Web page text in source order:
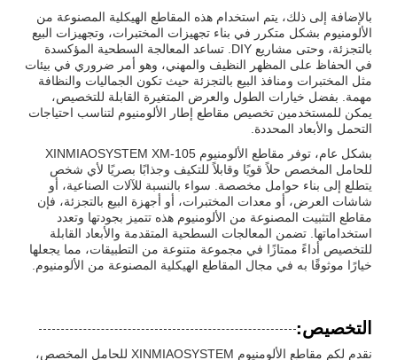
بالإضافة إلى ذلك، يتم استخدام هذه المقاطع الهيكلية المصنوعة من
الألومنيوم بشكل متكرر في بناء تجهيزات المختبرات، وتجهيزات البيع
بالتجزئة، وحتى مشاريع DIY. تساعد المعالجة السطحية المؤكسدة
في الحفاظ على المظهر النظيف والمهني، وهو أمر ضروري في بيئات
مثل المختبرات ومنافذ البيع بالتجزئة حيث تكون الجماليات والنظافة
مهمة. بفضل خيارات الطول والعرض المتغيرة القابلة للتخصيص،
يمكن للمستخدمين تخصيص مقاطع إطار الألومنيوم لتناسب احتياجات
التحمل والأبعاد المحددة.
بشكل عام، توفر مقاطع الألومنيوم XINMIAOSYSTEM XM-105
للحامل المخصص حلاً قويًا وقابلاً للتكيف وجذابًا بصريًا لأي شخص
يتطلع إلى بناء حوامل مخصصة. سواء بالنسبة للآلات الصناعية، أو
شاشات العرض، أو معدات المختبرات، أو أجهزة البيع بالتجزئة، فإن
مقاطع التثبيت المصنوعة من الألومنيوم هذه تتميز بجودتها وتعدد
استخداماتها. تضمن المعالجات السطحية المتقدمة والأبعاد القابلة
للتخصيص أداءً ممتازًا في مجموعة متنوعة من التطبيقات، مما يجعلها
خيارًا موثوقًا به في مجال المقاطع الهيكلية المصنوعة من الألومنيوم.
التخصيص:
نقدم لكم مقاطع الألومنيوم XINMIAOSYSTEM للحامل المخصص،